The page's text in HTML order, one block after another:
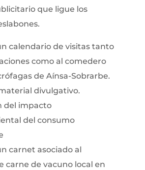
que ligue los
calendario de visitas tanto
como al comedero
de Aínsa-Sobrarbe.
divulgativo.
del impacto
del consumo
carnet asociado al
carne de vacuno local en